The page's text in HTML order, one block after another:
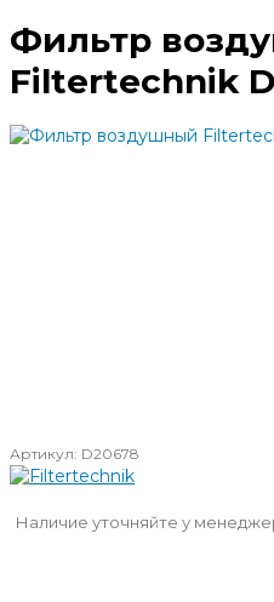
Фильтр
Filtertechnik
Артикул: D20678
Наличие уточняйте у